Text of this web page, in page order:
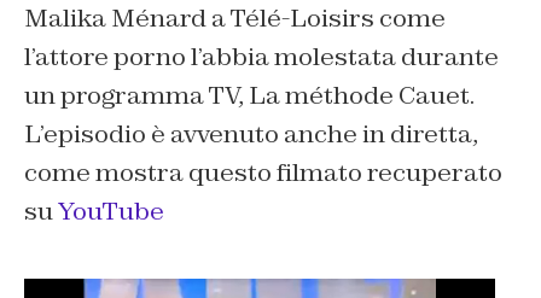
Malika Ménard a Télé-Loisirs come
l’attore porno l’abbia molestata durante
un programma TV, La méthode Cauet.
L’episodio è avvenuto anche in diretta,
come mostra questo filmato recuperato
suYouTube